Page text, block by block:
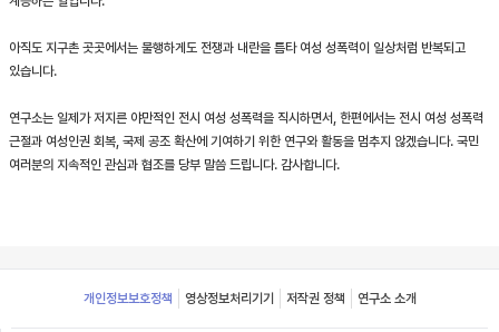
아직도 지구촌 곳곳에서는 불행하게도 전쟁과 내란을 틈타 여성 성폭력이 일상처럼 반복되고
있습니다.
연구소는 일제가 저지른 야만적인 전시 여성 성폭력을 직시하면서, 한편에서는 전시 여성 성폭력
근절과 여성인권 회복, 국제 공조 확산에 기여하기 위한 연구와 활동을 멈추지 않겠습니다. 국민
여러분의 지속적인 관심과 협조를 당부 말씀 드립니다. 감사합니다.
Footer
개인정보보호정책 영상정보처리기기 저작권 정책 연구소 소개